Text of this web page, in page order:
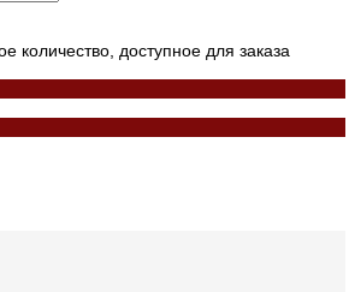
количество, доступное для заказа